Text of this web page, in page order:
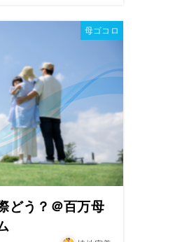
母ゴコロ
どう？＠百万母